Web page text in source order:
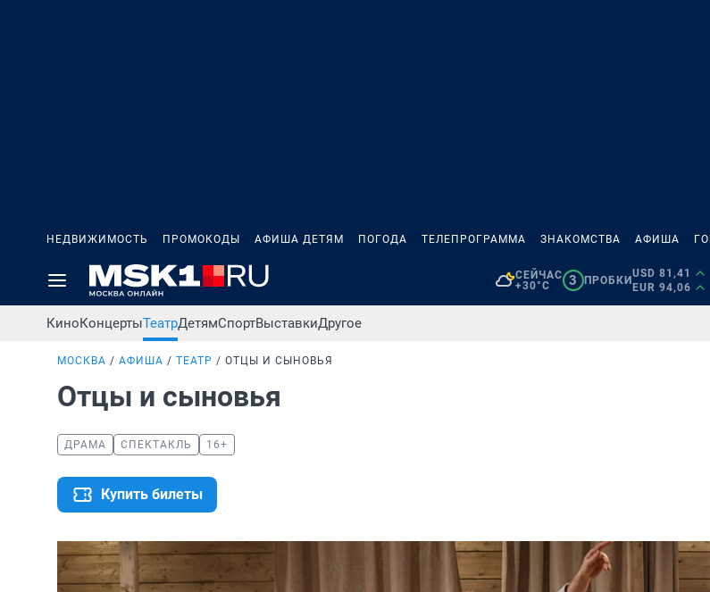
НЕДВИЖИМОСТЬ ПРОМОКОДЫ АФИША ДЕТЯМ ПОГОДА ТЕЛЕПРОГРАММА ЗНАКОМСТВА АФИША
СЕЙЧАС
+30°C
3 ПРОБКИ
USD 81,41
EUR 94,06
КиноКонцертыТеатрДетямСпортВыставкиДругое
МОСКВА АФИША ТЕАТР ОТЦЫ И СЫНОВЬЯ
Отцы и сыновья
ДРАМА СПЕКТАКЛЬ 16+
Купить билеты